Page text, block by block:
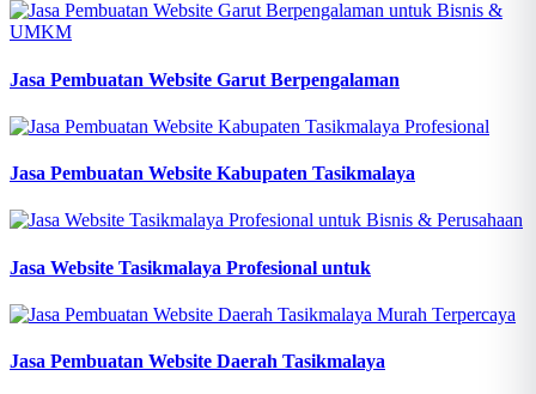
Jasa Pembuatan Website Garut Berpengalaman
Jasa Pembuatan Website Kabupaten Tasikmalaya
Jasa Website Tasikmalaya Profesional untuk
Jasa Pembuatan Website Daerah Tasikmalaya